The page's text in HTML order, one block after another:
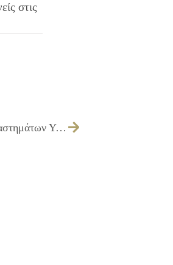
στις
018/2014 – Ορισμός μελών Διαπαραταξιακής Επιτροπής Καταστημάτων Υγειονομικού Ενδιαφέροντος για το έτος 2014